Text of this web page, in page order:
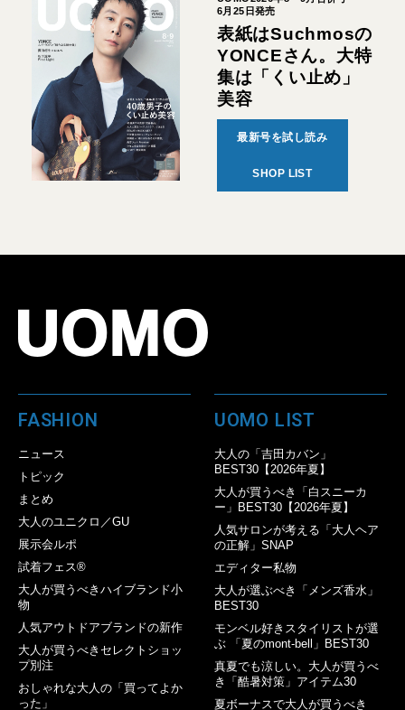
6月25日発売
表紙はSuchmosの
YONCEさん。大特
集は「くい止め」
美容
最新号を試し読み
SHOP LIST
FASHION
ニュース
トピック
まとめ
大人のユニクロ／GU
展示会ルポ
試着フェス®︎
大人が買うべきハイブランド小
物
人気アウトドアブランドの新作
大人が買うべきセレクトショッ
プ別注
おしゃれな大人の「買ってよか
った」
UOMO LIST
大人の「吉田カバン」
BEST30【2026年夏】
大人が買うべき「白スニーカ
ー」BEST30【2026年夏】
人気サロンが考える「大人ヘア
の正解」SNAP
エディター私物
大人が選ぶべき「メンズ香水」
BEST30
モンベル好きスタイリストが選
ぶ 「夏のmont-bell」BEST30
真夏でも涼しい。大人が買うべ
き「酷暑対策」アイテム30
夏ボーナスで大人が買うべき